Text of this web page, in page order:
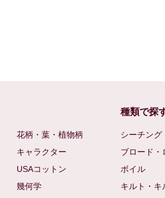
花柄・葉・植物柄
キャラクター
USAコットン
幾何学
種類で探
シーチング
ブロード・
ボイル
キルト・キ